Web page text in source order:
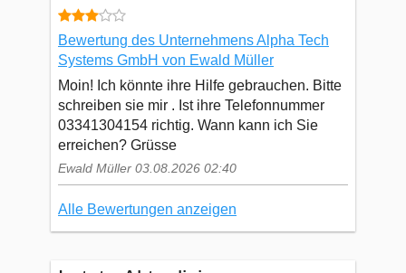
Bewertung des Unternehmens Alpha Tech
Systems GmbH von Ewald Müller
Moin! Ich könnte ihre Hilfe gebrauchen. Bitte
schreiben sie mir . Ist ihre Telefonnummer
03341304154 richtig. Wann kann ich Sie
erreichen? Grüsse
Ewald Müller 03.08.2026 02:40
Alle Bewertungen anzeigen